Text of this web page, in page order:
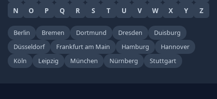
N
O P Q R S T U V W X Y Z
Berlin Bremen Dortmund Dresden
Duisburg
Düsseldorf
Frankfurt am Main Hamburg
Hannover
Köln
Leipzig München Nürnberg Stuttgart